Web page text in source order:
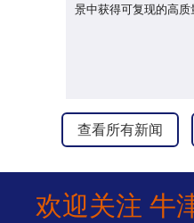
景中获得可复现的高质
查看所有新闻
欢迎关注 牛